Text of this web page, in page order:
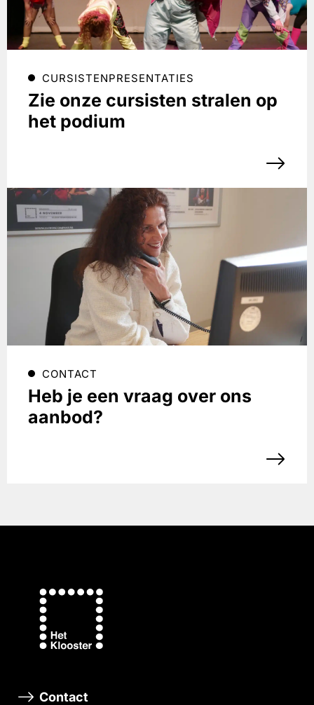
CURSISTENPRESENTATIES
Zie onze cursisten stralen op
het podium
CONTACT
Heb je een vraag over ons
aanbod?
Contact